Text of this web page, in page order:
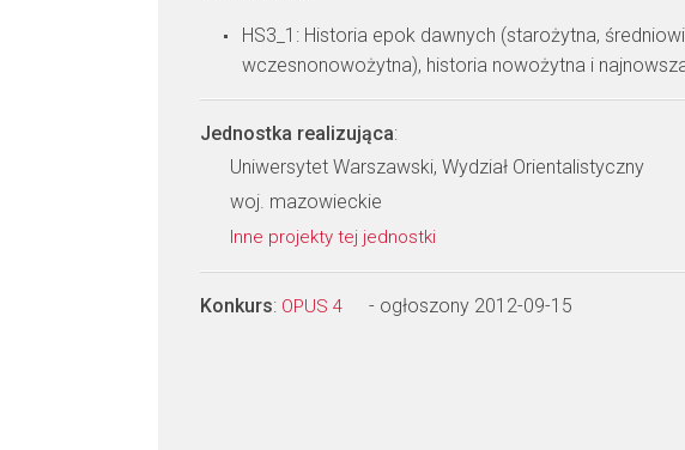
HS3_1: Historia epok dawnych (starożytna,
wczesnonowożytna), historia nowożytna i
Jednostka realizująca:
Uniwersytet Warszawski, Wydział Orientalistyczny
woj. mazowieckie
Inne projekty tej jednostki
Konkurs: OPUS 4 - ogłoszony 2012-09-15